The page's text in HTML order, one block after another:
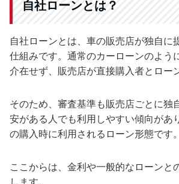
自社ローンとは？
自社ローンとは、車の販売店が独自に
仕組みです。通常のカーローンのよう
介在せず、販売店が直接購入者とロー
そのため、審査基準も販売店ごとに独
安がある人でも利用しやすい傾向があ
の購入時に利用されるローン形態です。
ここからは、金利や一般的なローンと